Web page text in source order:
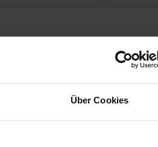
Über Cookies
von sieben Volkszählungen
die in der Osmanlı
gültiger Ansichten
die bereits in